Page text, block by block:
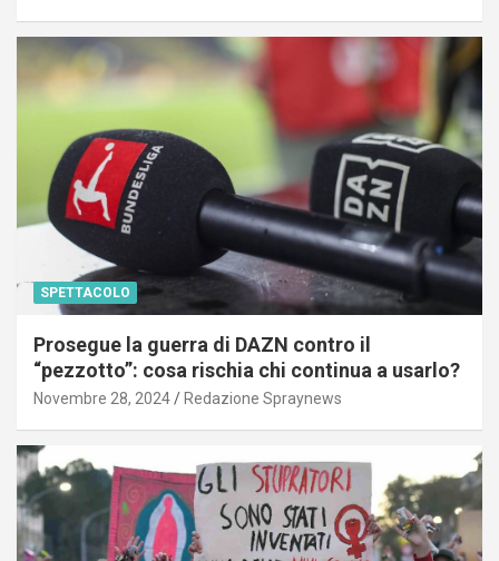
SPETTACOLO
Prosegue la guerra di DAZN contro il
“pezzotto”: cosa rischia chi continua a usarlo?
Novembre 28, 2024 Redazione Spraynews